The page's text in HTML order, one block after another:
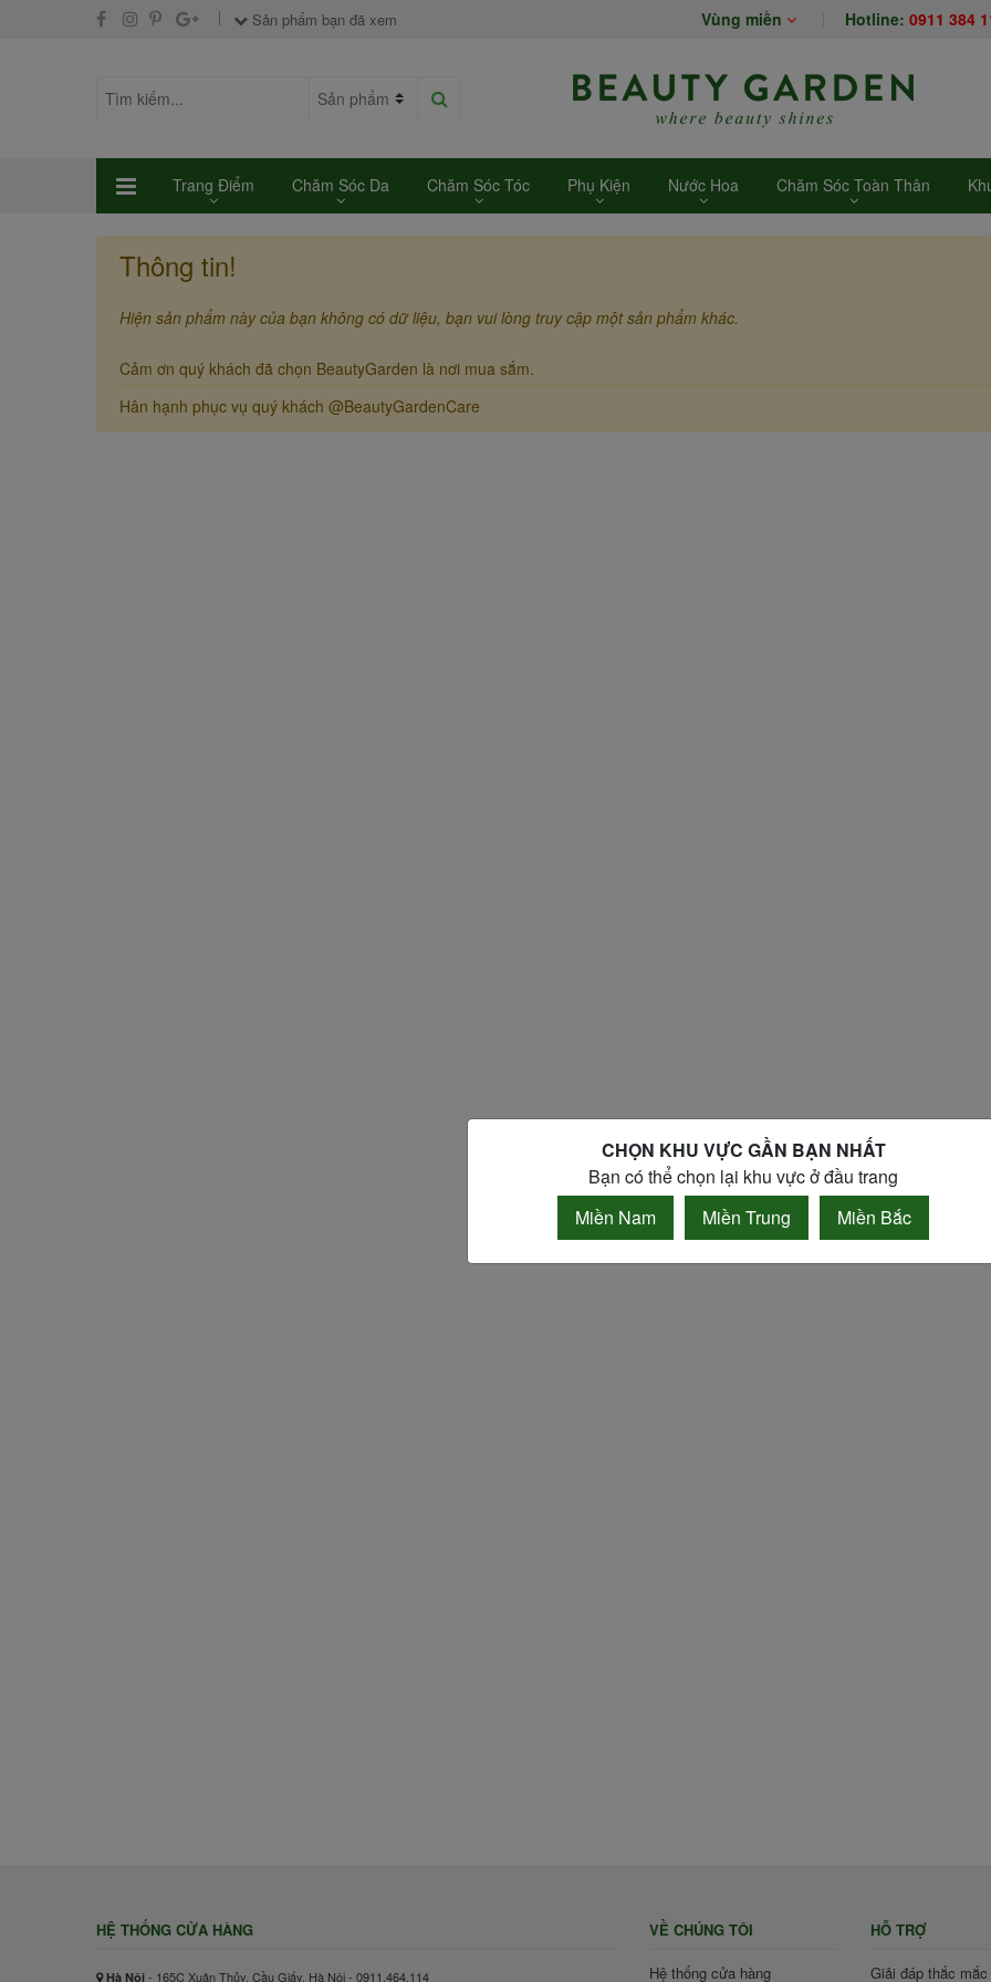
Sản phẩm bạn đã xem Vùng miền Hotline: 0911 384
Trang Điểm Chăm Sóc Da Chăm Sóc Tóc Phụ Kiện Nước Hoa Chăm Sóc Toàn Thân
Thông tin!
Hiện sản phẩm này của bạn không có dữ liệu, bạn vui lòng truy cập một sản phẩm khác.
Cảm ơn quý khách đã chọn BeautyGarden là nơi mua sắm.
Hân hạnh phục vụ quý khách @BeautyGardenCare
HỆ THỐNG CỬA HÀNG
Hà Nội - 165C Xuân Thủy, Cầu Giấy, Hà Nội - 0911.464.114
VỀ CHÚNG TÔI
Hệ thống cửa hàng
HỖ TRỢ
Giải đáp thắc mắc
CHỌN KHU VỰC GẦN BẠN NHẤT
Bạn có thể chọn lại khu vực ở đầu trang
Miền Nam
Miền Trung Miền Bắc